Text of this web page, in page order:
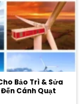
Bảo Trì & Sửa
Cánh Quạt